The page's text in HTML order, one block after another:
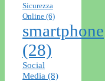
Sicurezza
Online (6)
smartphone
(28)
Social
Media (8)